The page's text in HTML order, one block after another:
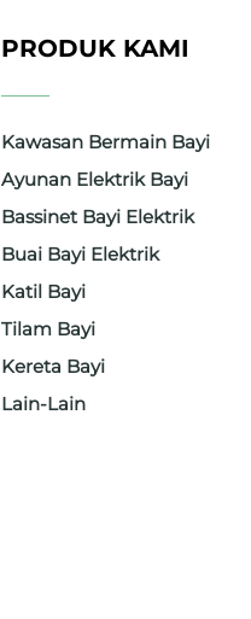
PRODUK KAMI
Kawasan Bermain Bayi
Ayunan Elektrik Bayi
Bassinet Bayi Elektrik
Buai Bayi Elektrik
Katil Bayi
Tilam Bayi
Kereta Bayi
Lain-Lain